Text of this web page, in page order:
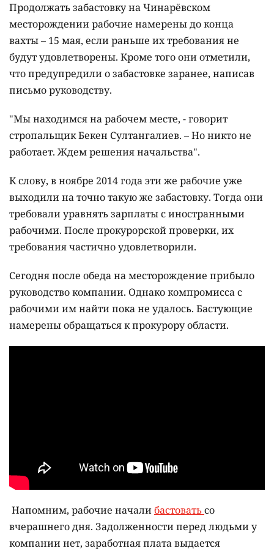
Продолжать забастовку на Чинарёвском
месторождении рабочие намерены до конца
вахты – 15 мая, если раньше их требования не
будут удовлетворены. Кроме того они отметили,
что предупредили о забастовке заранее, написав
письмо руководству.
"Мы находимся на рабочем месте, - говорит
стропальщик Бекен Султангалиев. – Но никто не
работает. Ждем решения начальства".
К слову, в ноябре 2014 года эти же рабочие уже
выходили на точно такую же забастовку. Тогда они
требовали уравнять зарплаты с иностранными
рабочими. После прокурорской проверки, их
требования частично удовлетворили.
Сегодня после обеда на месторождение прибыло
руководство компании. Однако компромисса с
рабочими им найти пока не удалось. Бастующие
намерены обращаться к прокурору области.
Напомним, рабочие началибастоватьсо
вчерашнего дня. Задолженности перед людьми у
компании нет, заработная плата выдается